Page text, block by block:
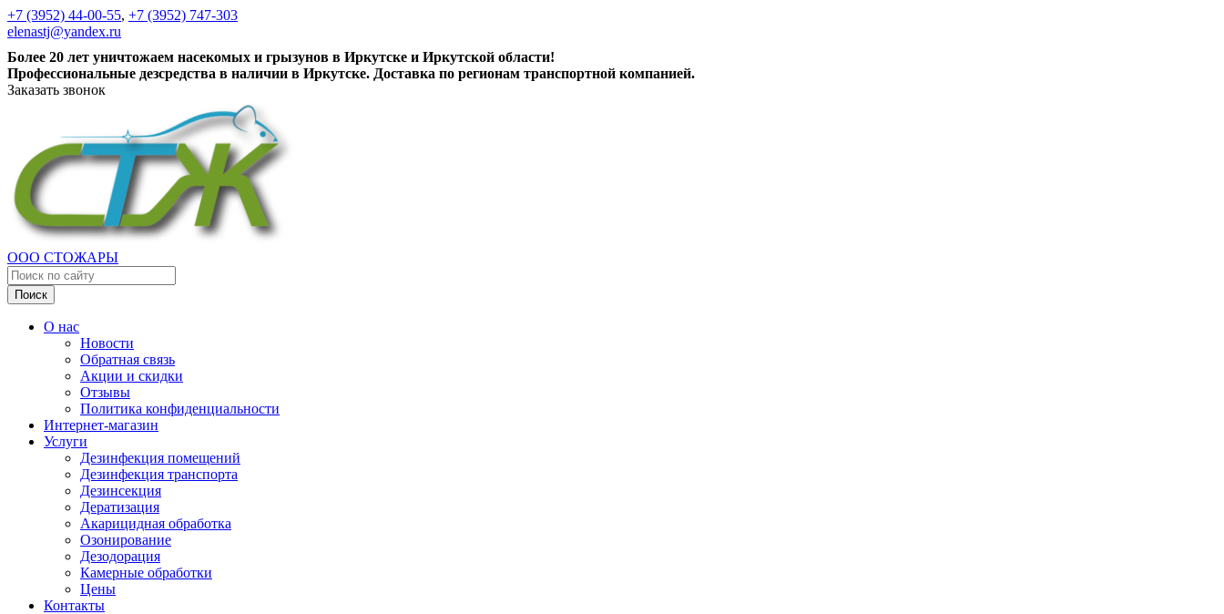
+7 (3952) 44-00-55, +7 (3952) 747-303
elenastj@yandex.ru
Более 20 лет уничтожаем насекомых и грызунов в Иркутске и Иркутской области!
Профессиональные дезсредства в наличии в Иркутске. Доставка по регионам транспортной компанией.
Заказать звонок
ООО СТОЖАРЫ
Поиск
О нас
Новости
Обратная связь
Акции и скидки
Отзывы
Политика конфиденциальности
Интернет-магазин
Услуги
Дезинфекция помещений
Дезинфекция транспорта
Дезинсекция
Дератизация
Акарицидная обработка
Озонирование
Дезодорация
Камерные обработки
Цены
Контакты